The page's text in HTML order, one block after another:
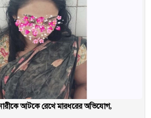
আটকে রেখে মারধরের অভিযোগ,